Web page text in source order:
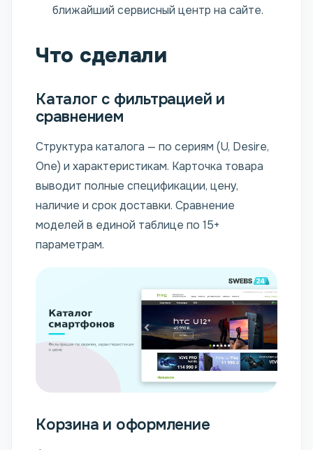
ближайший сервисный центр на сайте.
Что сделали
Каталог с фильтрацией и
сравнением
Структура каталога — по сериям (U, Desire,
One) и характеристикам. Карточка товара
выводит полные спецификации, цену,
наличие и срок доставки. Сравнение
моделей в единой таблице по 15+
параметрам.
Корзина и оформление